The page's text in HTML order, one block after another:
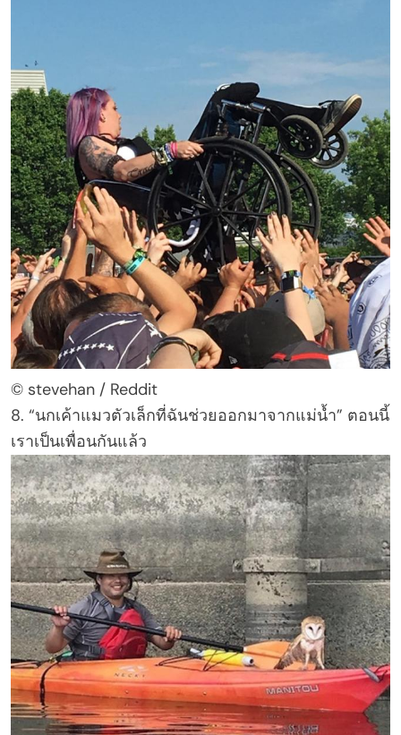
© stevehan / Reddit
8. “นกเค้าแมวตัวเล็กที่ฉันช่วยออกมาจากแม่น้ำ” ตอนนี้
เราเป็นเพื่อนกันแล้ว